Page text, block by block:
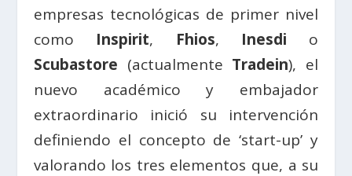
empresas tecnológicas de primer nivel
como Inspirit, Fhios, Inesdi o
Scubastore (actualmente Tradein), el
nuevo académico y embajador
extraordinario inició su intervención
definiendo el concepto de ‘start-up’ y
valorando los tres elementos que, a su